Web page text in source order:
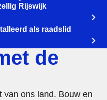
Rijswijk
als raadslid
de
van ons land. Bouw en